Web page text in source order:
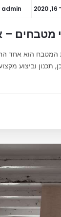
admin
מטבחים –
המטבח הוא אחד
וביצוע